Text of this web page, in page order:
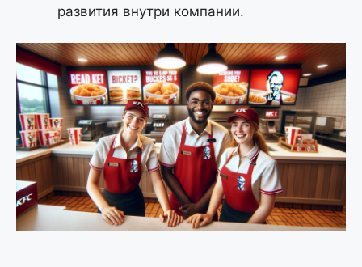
развития внутри компании.